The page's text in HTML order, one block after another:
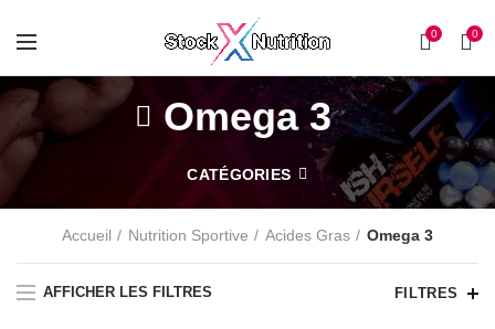
0 0
Omega 3
CATÉGORIES
Accueil Nutrition Sportive Acides Gras Omega 3
AFFICHER LES FILTRES FILTRES